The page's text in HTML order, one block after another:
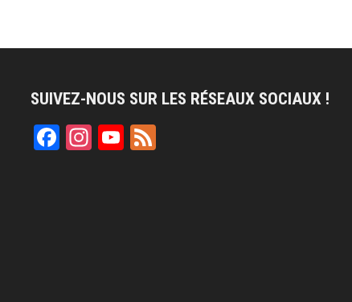
SUIVEZ-NOUS SUR LES RÉSEAUX SOCIAUX !
Facebook
Instagram
YouTube